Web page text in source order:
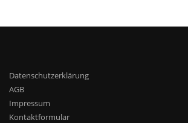
Datenschutzerklärung
AGB
Impressum
Kontaktformular